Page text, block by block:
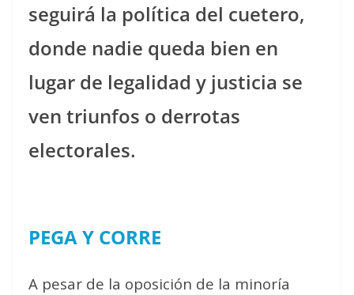
seguirá la política del cuetero,
donde nadie queda bien en
lugar de legalidad y justicia se
ven triunfos o derrotas
electorales.
PEGA Y CORRE
A pesar de la oposición de la minoría